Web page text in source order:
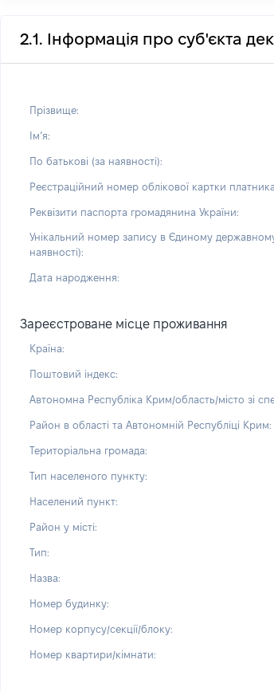
2.1. Інформація про суб'єкта
Прізвище:
Імʼя:
По батькові (за наявності):
Реєстраційний номер облікової картки
Реквізити паспорта громадянина України:
Унікальний номер запису в Єдиному
наявності):
Дата народження:
Зареєстроване місце проживання
Країна:
Поштовий індекс:
Автономна Республіка Крим/область/місто зі
Район в області та Автономній Республіці Крим:
Територіальна громада:
Тип населеного пункту:
Населений пункт:
Район у місті:
Тип:
Назва:
Номер будинку:
Номер корпусу/секції/блоку:
Номер квартири/кімнати: